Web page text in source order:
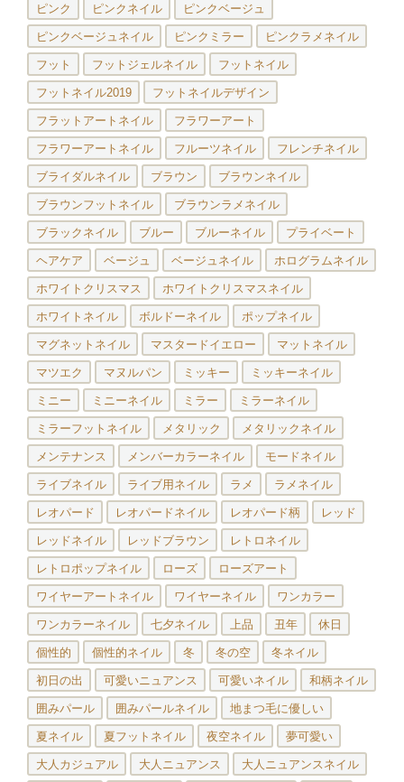
ピンク ピンクネイル ピンクベージュ
ピンクベージュネイル ピンクミラー ピンクラメネイル
フット フットジェルネイル フットネイル
フットネイル2019 フットネイルデザイン
フラットアートネイル フラワーアート
フラワーアートネイル フルーツネイル フレンチネイル
ブライダルネイル ブラウン ブラウンネイル
ブラウンフットネイル ブラウンラメネイル
ブラックネイル ブルー ブルーネイル プライベート
ヘアケア ベージュ ベージュネイル ホログラムネイル
ホワイトクリスマス ホワイトクリスマスネイル
ホワイトネイル ボルドーネイル ポップネイル
マグネットネイル マスタードイエロー マットネイル
マツエク マヌルパン ミッキー ミッキーネイル
ミニー ミニーネイル ミラー ミラーネイル
ミラーフットネイル メタリック メタリックネイル
メンテナンス メンバーカラーネイル モードネイル
ライブネイル ライブ用ネイル ラメ ラメネイル
レオパード レオパードネイル レオパード柄 レッド
レッドネイル レッドブラウン レトロネイル
レトロポップネイル ローズ ローズアート
ワイヤーアートネイル ワイヤーネイル ワンカラー
ワンカラーネイル 七夕ネイル 上品 丑年 休日
個性的 個性的ネイル 冬 冬の空 冬ネイル
初日の出 可愛いニュアンス 可愛いネイル 和柄ネイル
囲みパール 囲みパールネイル 地まつ毛に優しい
夏ネイル 夏フットネイル 夜空ネイル 夢可愛い
大人カジュアル 大人ニュアンス 大人ニュアンスネイル